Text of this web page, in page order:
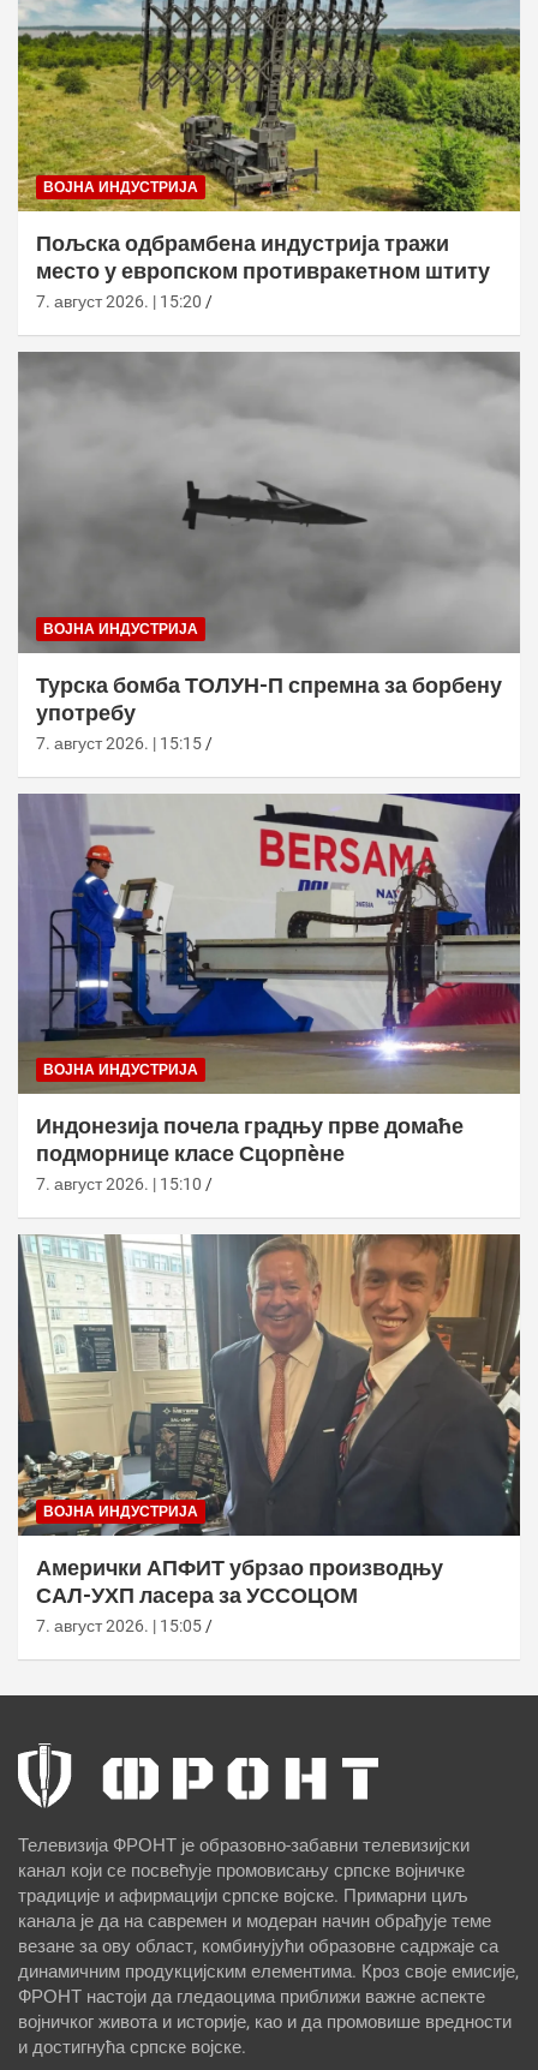
ВОЈНА ИНДУСТРИЈА
Пољска одбрамбена индустрија тражи
место у европском противракетном штиту
7. август 2026. | 15:20
ВОЈНА ИНДУСТРИЈА
Турска бомба ТОЛУН-П спремна за борбену
употребу
7. август 2026. | 15:15
ВОЈНА ИНДУСТРИЈА
Индонезија почела градњу прве домаће
подморнице класе Сцорпèне
7. август 2026. | 15:10
ВОЈНА ИНДУСТРИЈА
Амерички АПФИТ убрзао производњу
САЛ-УХП ласера за УССОЦОМ
7. август 2026. | 15:05
Телевизија ФРОНТ је образовно-забавни телевизијски
канал који се посвећује промовисању српске војничке
традиције и афирмацији српске војске. Примарни циљ
канала је да на савремен и модеран начин обрађује теме
везане за ову област, комбинујући образовне садржаје са
динамичним продукцијским елементима. Кроз своје емисије,
ФРОНТ настоји да гледаоцима приближи важне аспекте
војничког живота и историје, као и да промовише вредности
и достигнућа српске војске.